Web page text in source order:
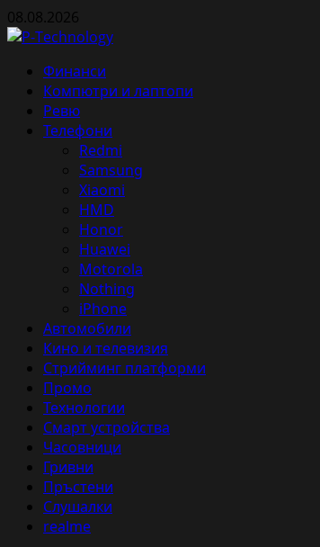
Skip
to
08.08.2026
Primary
Menu
Финанси
Компютри и лаптопи
Ревю
Телефони
Redmi
Samsung
Xiaomi
HMD
Honor
Huawei
Motorola
Nothing
iPhone
Автомобили
Кино и телевизия
Стрийминг платформи
Промо
Технологии
Смарт устройства
Часовници
Гривни
Пръстени
Слушалки
realme